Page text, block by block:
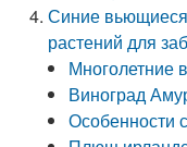
Синие вьющиеся
растений для
Многолетние
Виноград
Особенности